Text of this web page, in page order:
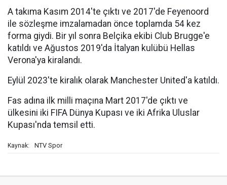
A takıma Kasım 2014'te çıktı ve 2017'de Feyenoord
ile sözleşme imzalamadan önce toplamda 54 kez
forma giydi. Bir yıl sonra Belçika ekibi Club Brugge'e
katıldı ve Ağustos 2019'da İtalyan kulübü Hellas
Verona'ya kiralandı.
Eylül 2023'te kiralık olarak Manchester United'a katıldı.
Fas adına ilk milli maçına Mart 2017'de çıktı ve
ülkesini iki FIFA Dünya Kupası ve iki Afrika Uluslar
Kupası'nda temsil etti.
Kaynak: NTV Spor